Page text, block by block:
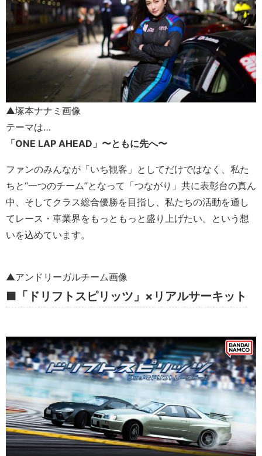
▲塚本ナナミ画像
テーマは…
「ONE LAP AHEAD」〜ともに先へ〜
ファンのみんなが「いち観客」としてだけではなく、私た
ちと“一つのチーム”となって「つながり」共に表彰台の真ん
中、そしてクラス総合優勝を目指し、私たちの活動を通し
てレース・車業界をもっともっと盛り上げたい。という想
いを込めています。
▲アンドリーガルチーム画像
■「ドリフトスピリッツ」×リアルサーキット